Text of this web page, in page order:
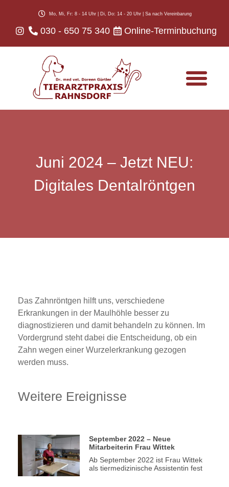
Mo, Mi, Fr: 8 - 14 Uhr | Di, Do: 14 - 20 Uhr | Sa nach Vereinbarung
030 - 650 75 340 Online-Terminbuchung
Juni 2024 – Jetzt NEU:
Digitales Dentalröntgen
Das Zahnröntgen hilft uns, verschiedene
Erkrankungen in der Maulhöhle besser zu
diagnostizieren und damit behandeln zu können. Im
Vordergrund steht dabei die Entscheidung, ob ein
Zahn wegen einer Wurzelerkrankung gezogen
werden muss.
Weitere Ereignisse
September 2022 – Neue
Mitarbeiterin Frau Wittek
Ab September 2022 ist Frau Wittek
als tiermedizinische Assistentin fest